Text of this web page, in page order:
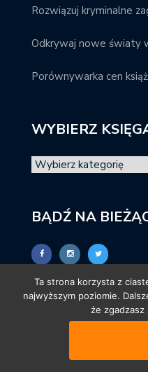
Rozwiązuj kryminalne
Odkrywaj nowe światy
Porównywarka cen
WYBIERZ
BĄDŹ NA
© promocjeksiazkowe.pl
Ta strona korzysta z
najwyższym poziomie.
że zgadzasz